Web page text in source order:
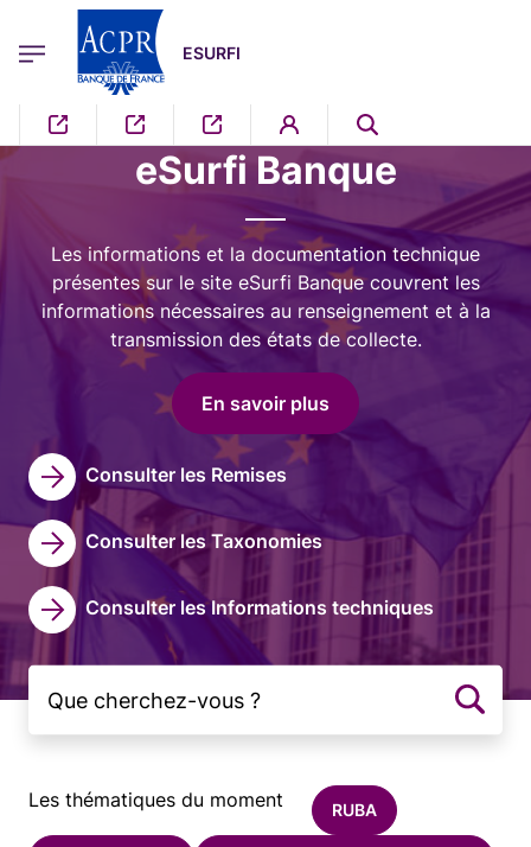
ESURFI Menu Principal
ESURFI
Image
eSurfi Banque
Les informations et la documentation technique
présentes sur le site eSurfi Banque couvrent les
informations nécessaires au renseignement et à la
transmission des états de collecte.
En savoir plus
Consulter les Remises
Consulter les Taxonomies
Consulter les Informations techniques
Les thématiques du moment RUBA